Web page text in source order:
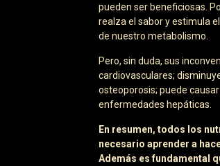
pueden ser beneficiosas.
realza el sabor y estimula
de nuestro metabolismo.
Pero, sin duda, sus
cardiovasculares;
osteoporosis; puede
enfermedades hepáticas.
En resumen, todos los
necesario aprender a
Además es fundamental